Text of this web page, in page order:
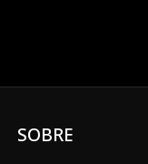
SOBRE